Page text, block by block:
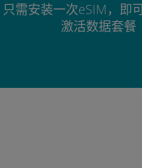
只需安装一次eSIM，即
激活数据套餐